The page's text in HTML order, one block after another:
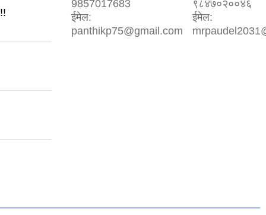
9857017683
ईमेल:
panthikp75@gmail.com
९८४७०२००४६
ईमेल: